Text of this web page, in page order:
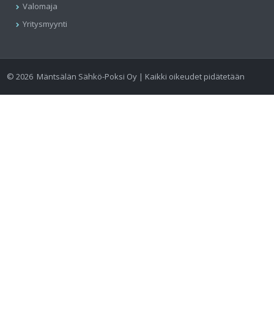
Valomaja
Yritysmyynti
©2026 Mäntsälän Sähkö-Poksi Oy | Kaikki oikeudet pidätetään